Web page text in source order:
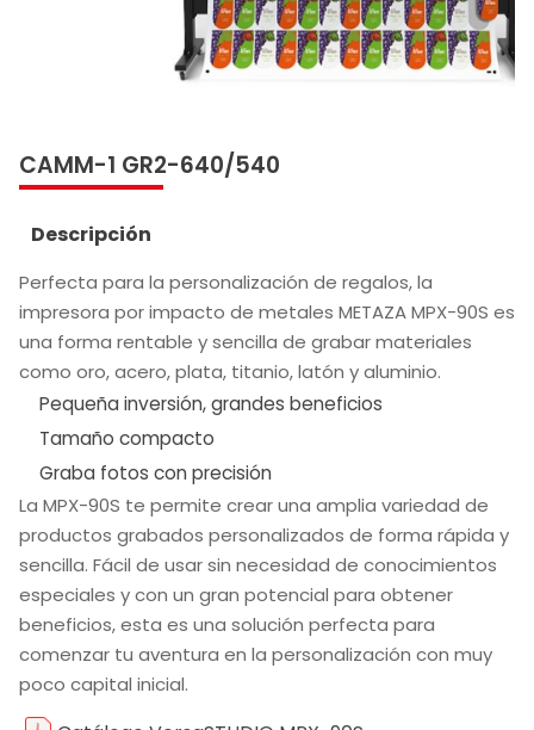
CAMM-1 GR2-640/540
Descripción
Perfecta para la personalización de regalos, la
impresora por impacto de metales METAZA MPX-90S es
una forma rentable y sencilla de grabar materiales
como oro, acero, plata, titanio, latón y aluminio.
Pequeña inversión, grandes beneficios
Tamaño compacto
Graba fotos con precisión
La MPX-90S te permite crear una amplia variedad de
productos grabados personalizados de forma rápida y
sencilla. Fácil de usar sin necesidad de conocimientos
especiales y con un gran potencial para obtener
beneficios, esta es una solución perfecta para
comenzar tu aventura en la personalización con muy
poco capital inicial.